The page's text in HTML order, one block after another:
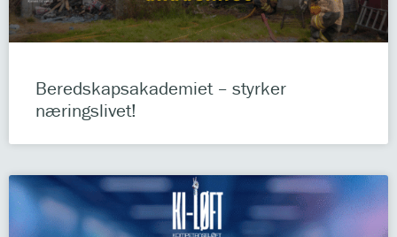
Beredskapsakademiet – styrker
næringslivet!